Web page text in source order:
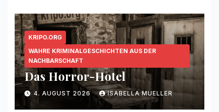
KRIPO.ORG
WAHRE KRIMINALGESCHICHTEN AUS DER
NACHBARSCHAFT
Das Horror-Hotel
4. AUGUST 2026 ISABELLA MUELLER